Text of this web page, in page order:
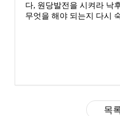
다, 원당발전을 시켜라 낙
무엇을 해야 되는지 다시
목